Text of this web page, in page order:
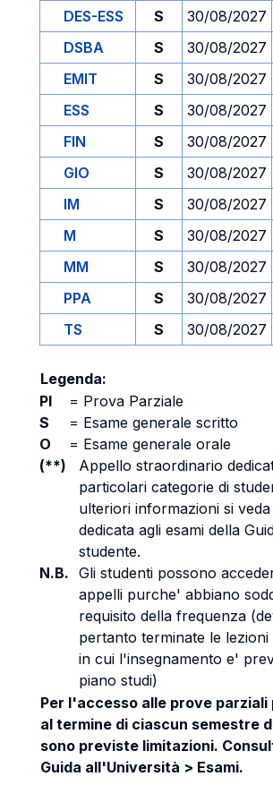
DES-ESS S 30/08/2027
DSBA
S 30/08/2027
EMIT
S 30/08/2027
ESS
S 30/08/2027
FIN
S 30/08/2027
GIO
S 30/08/2027
IM
S 30/08/2027
M
S 30/08/2027
MM
S 30/08/2027
PPA
S 30/08/2027
TS
S 30/08/2027
Legenda:
PI
= Prova Parziale
S
= Esame generale scritto
O
= Esame generale orale
(**)
Appello straordinario
particolari categorie di
ulteriori informazioni si
dedicata agli esami della
studente.
N.B. Gli studenti possono
appelli purche' abbiano
requisito della frequenza
pertanto terminate le lezioni
in cui l'insegnamento e'
piano studi)
Per l'accesso alle prove
al termine di ciascun semestre
sono previste limitazioni.
Guida all'Università > Esami.